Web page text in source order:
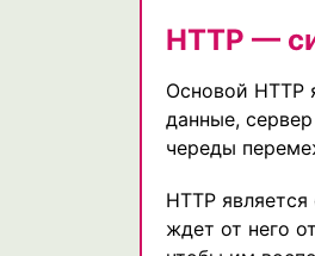
HTTP —
Основой HTTP
данные,
череды
HTTP
ждет от него